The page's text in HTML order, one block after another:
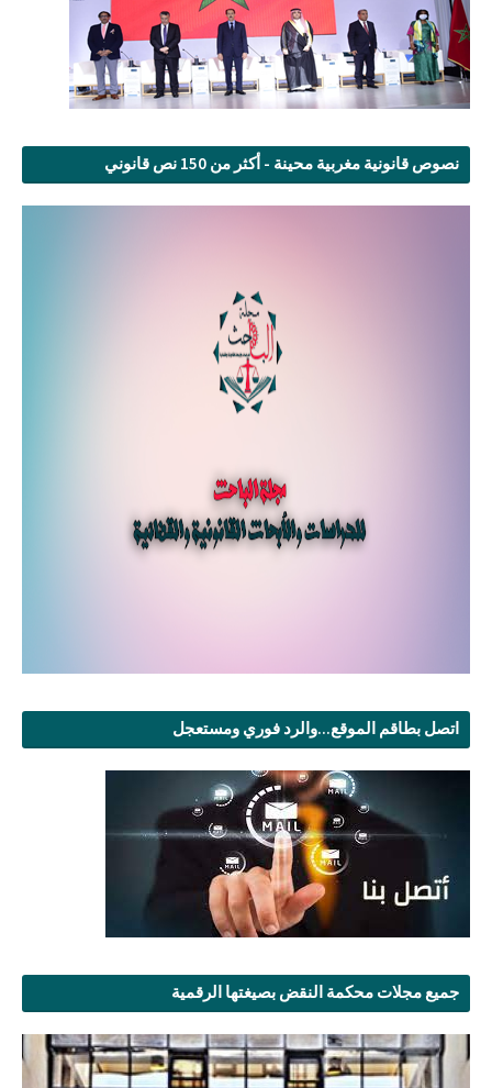
نصوص قانونية مغربية محينة - أكثر من 150 نص قانوني
اتصل بطاقم الموقع...والرد فوري ومستعجل
جميع مجلات محكمة النقض بصيغتها الرقمية